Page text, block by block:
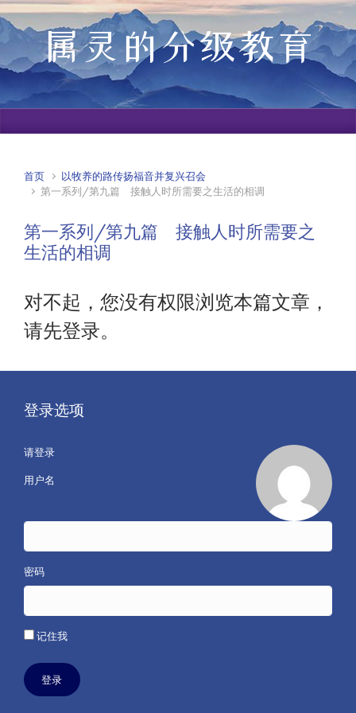
属灵的分级教育
首页
以牧养的路传扬福音并复兴召会
第一系列/第九篇 接触人时所需要之生活的相调
第一系列/第九篇 接触人时所需要之
生活的相调
对不起，您没有权限浏览本篇文章，
请先登录。
登录选项
请登录
用户名
密码
记住我